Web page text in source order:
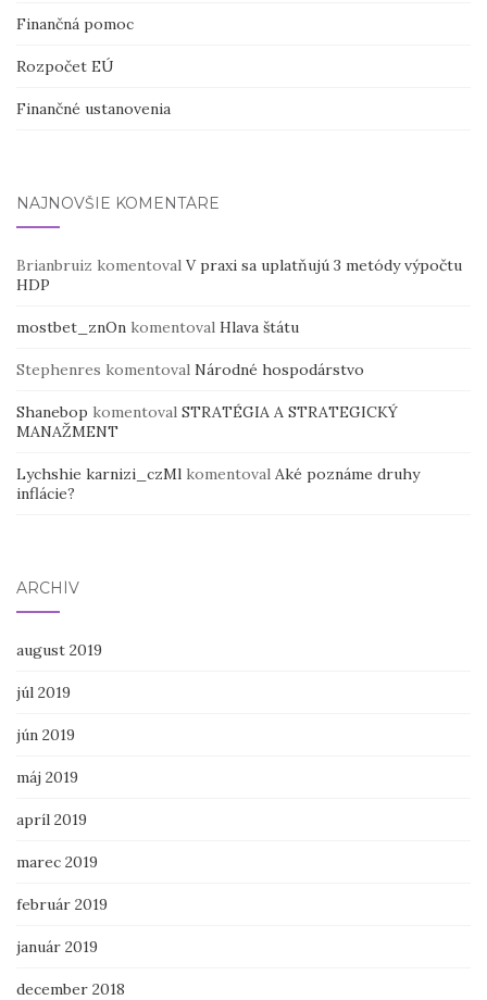
Finančná pomoc
Rozpočet EÚ
Finančné ustanovenia
NAJNOVŠIE KOMENTÁRE
Brianbruiz komentoval V praxi sa uplatňujú 3 metódy výpočtu
HDP
mostbet_znOn komentoval Hlava štátu
Stephenres komentoval Národné hospodárstvo
Shanebop komentoval STRATÉGIA A STRATEGICKÝ
MANAŽMENT
Lychshie karnizi_czMl komentoval Aké poznáme druhy
inflácie?
ARCHÍV
august 2019
júl 2019
jún 2019
máj 2019
apríl 2019
marec 2019
február 2019
január 2019
december 2018